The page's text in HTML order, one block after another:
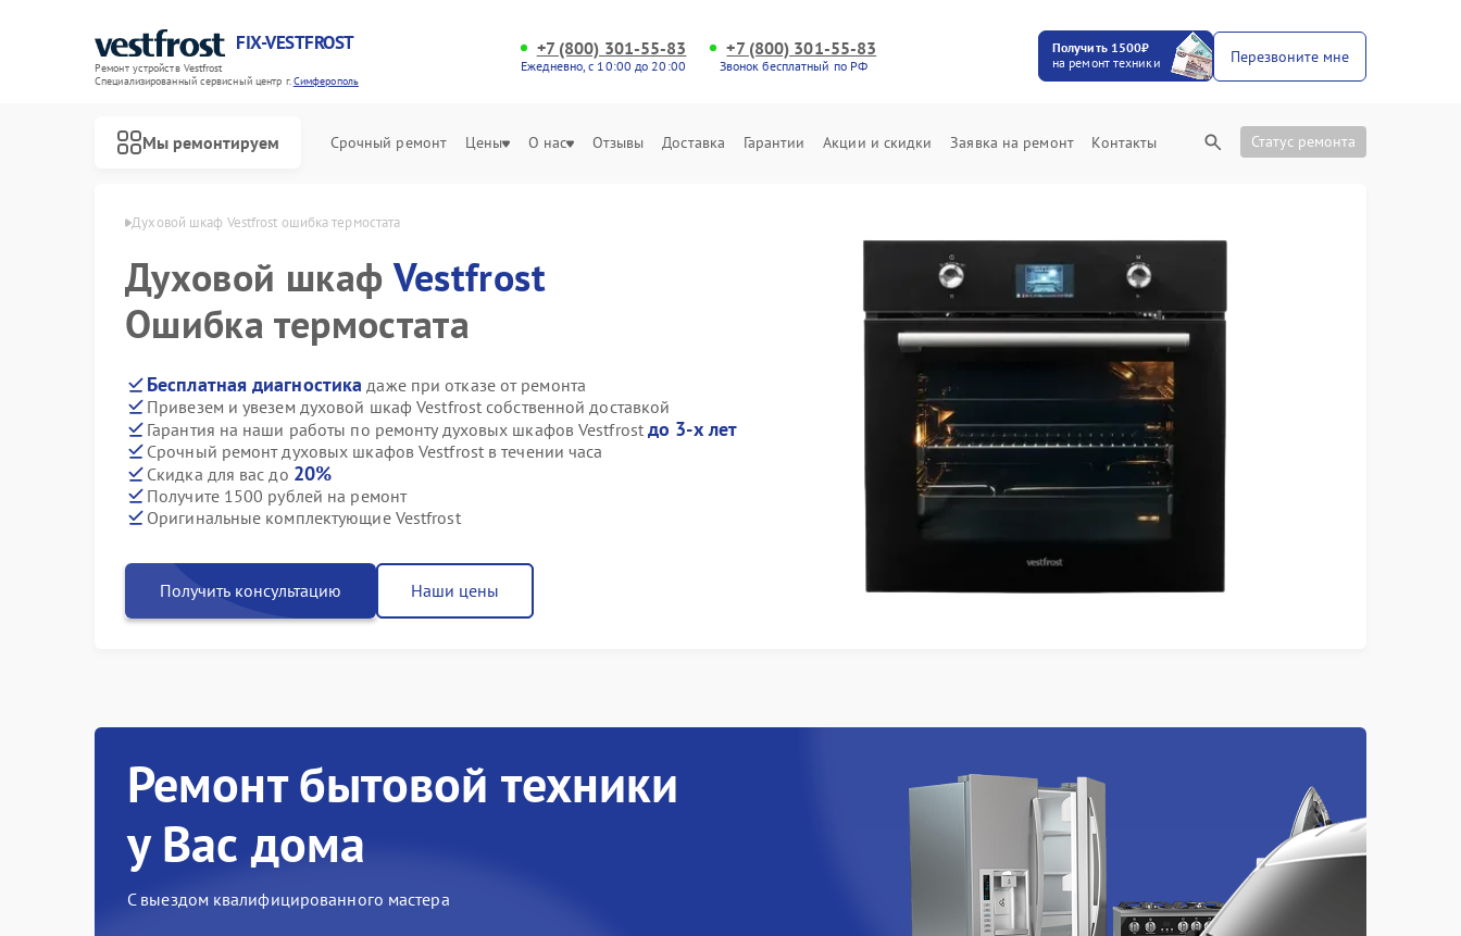
FIX-VESTFROST
Ремонт устройств Vestfrost
Специализированный cервисный центр г.Симферополь
+7 (800) 301-55-83
Ежедневно, с 10:00 до 20:00
+7 (800) 301-55-83
Звонок бесплатный по РФ
Получить 1500₽
на ремонт техники
Перезвоните мне
Мы ремонтируем Срочный ремонт Цены О нас Отзывы Доставка Гарантии Акции и скидки Заявка на ремонт Контакты Статус ремонта
в Симферополе Духовой шкаф Vestfrost ошибка термостата
Духовой шкафVestfrost
Ошибка термостата
Бесплатная диагностика даже при отказе от ремонта
Привезем и увезем духовой шкаф Vestfrost собственной доставкой
Гарантия на наши работы по ремонту духовых шкафов Vestfrost до 3-х лет
Срочный ремонт духовых шкафов Vestfrost в течении часа
Скидка для вас до 20%
Получите 1500 рублей на ремонт
Оригинальные комплектующие Vestfrost
Получить консультацию Наши цены
Ремонт бытовой техники
у Вас дома
С выездом квалифицированного мастера